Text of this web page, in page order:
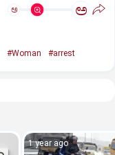
ಅ ಅ
#Woman #arrest
1 year ago